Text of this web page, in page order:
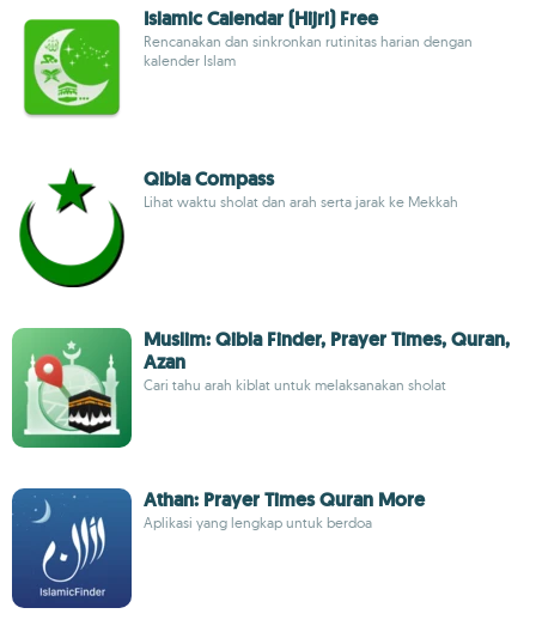
Islamic Calendar (Hijri) Free
Rencanakan dan sinkronkan rutinitas harian dengan
kalender Islam
Qibla Compass
Lihat waktu sholat dan arah serta jarak ke Mekkah
Muslim: Qibla Finder, Prayer Times, Quran,
Azan
Cari tahu arah kiblat untuk melaksanakan sholat
Athan: Prayer Times Quran More
Aplikasi yang lengkap untuk berdoa